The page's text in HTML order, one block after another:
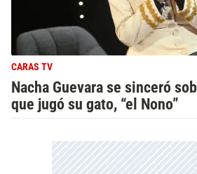
CARAS TV
Nacha Guevara se sinceró
que jugó su gato, “el Nono”